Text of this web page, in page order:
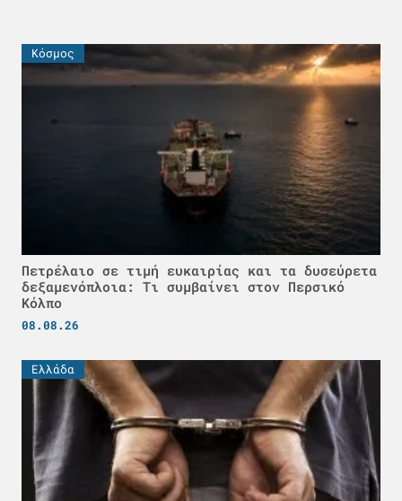
Κόσμος
Πετρέλαιο σε τιμή ευκαιρίας και τα δυσεύρετα
δεξαμενόπλοια: Τι συμβαίνει στον Περσικό
Κόλπο
08.08.26
Ελλάδα